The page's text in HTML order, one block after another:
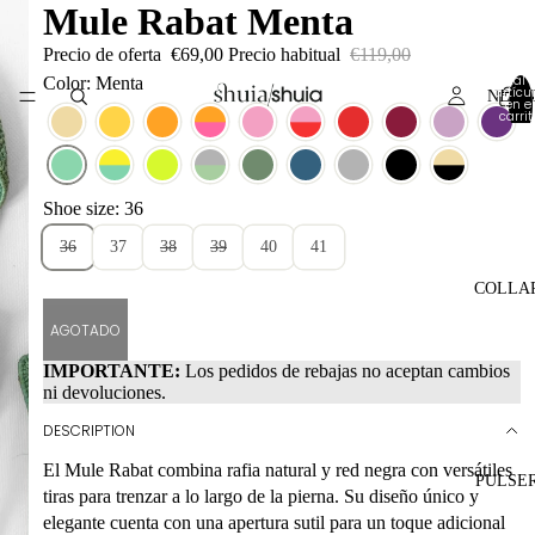
NEW
Total
en el
0
Mule Rabat Menta
Precio de oferta €69,00 Precio habitual €119,00
Color: Menta
Shoe size: 36
36 37 38 39 40 41
AGOTADO
IMPORTANTE: Los pedidos de rebajas no aceptan cambios
ni devoluciones.
DESCRIPTION
El Mule Rabat combina rafia natural y red negra con versátiles
tiras para trenzar a lo largo de la pierna. Su diseño único y
elegante cuenta con una apertura sutil para un toque adicional